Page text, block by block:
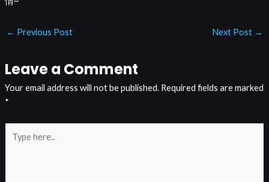
← Previous Post Next Post →
Leave a Comment
Your email address will not be published. Required fields are marked
*
here..